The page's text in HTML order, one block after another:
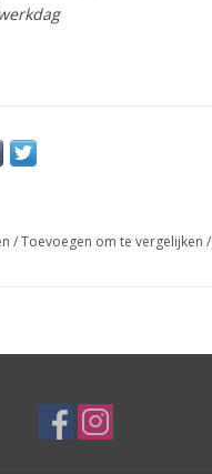
/Toevoegen om te vergelijken /